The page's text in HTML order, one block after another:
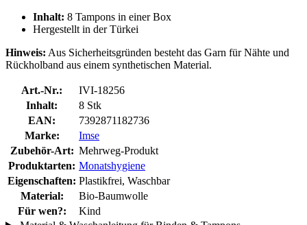
Inhalt: 8 Tampons in einer Box
Hergestellt in der Türkei
Hinweis: Aus Sicherheitsgründen besteht das Garn für Nähte und
Rückholband aus einem synthetischen Material.
Art.-Nr.:
IVI-18256
Inhalt:
8 Stk
EAN:
7392871182736
Marke:
Imse
Zubehör-Art: Mehrweg-Produkt
Produktarten: Monatshygiene
Eigenschaften: Plastikfrei, Waschbar
Material:
Bio-Baumwolle
Für wen?:
Kind